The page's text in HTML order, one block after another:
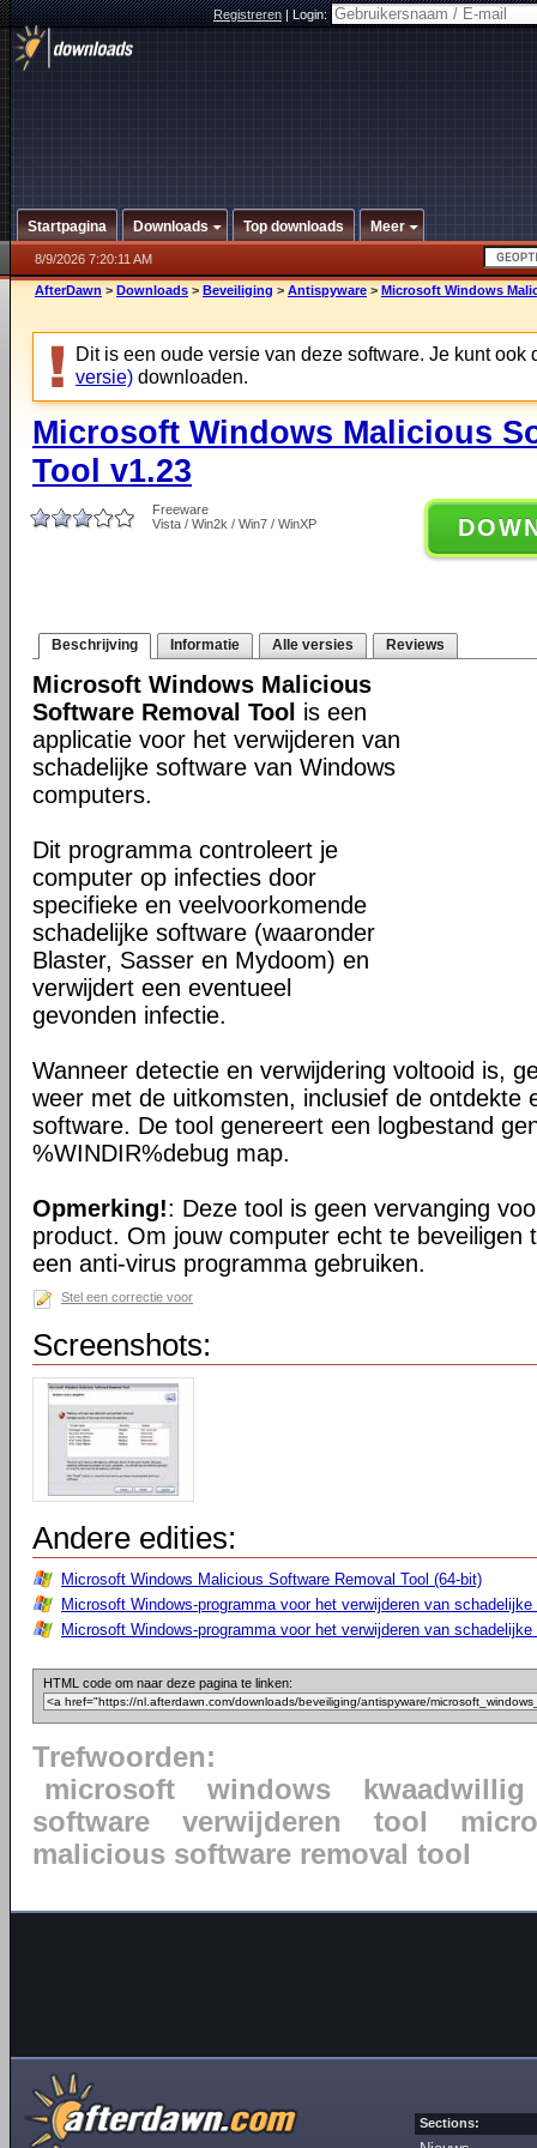
Registreren|Login:
Startpagina Downloads Top downloads Meer
8/9/2026 7:20:11 AM
AfterDawn > Downloads > Beveiliging > Antispyware > Microsoft Windows
Dit is een oude versie van deze software. Je kunt ook
versie) downloaden.
Microsoft Windows Malicious
Tool v1.23
Freeware
Vista / Win2k / Win7 / WinXP
Beschrijving Informatie Alle versies Reviews
Microsoft Windows Malicious
Software Removal Tool is een
applicatie voor het verwijderen van
schadelijke software van Windows
computers.
Dit programma controleert je
computer op infecties door
specifieke en veelvoorkomende
schadelijke software (waaronder
Blaster, Sasser en Mydoom) en
verwijdert een eventueel
gevonden infectie.
Wanneer detectie en verwijdering voltooid is,
weer met de uitkomsten, inclusief de ontdekte
software. De tool genereert een logbestand
%WINDIR%debug map.
Opmerking!: Deze tool is geen vervanging
product. Om jouw computer echt te beveiligen
een anti-virus programma gebruiken.
Stel een correctie voor
Screenshots:
Andere edities:
Microsoft Windows Malicious Software Removal Tool (64-bit)
Microsoft Windows-programma voor het verwijderen van
Microsoft Windows-programma voor het verwijderen van
HTML code om naar deze pagina te linken:
Trefwoorden:
microsoft
windows
kwaadwillig
software
verwijderen tool
malicious software removal tool
Sections: